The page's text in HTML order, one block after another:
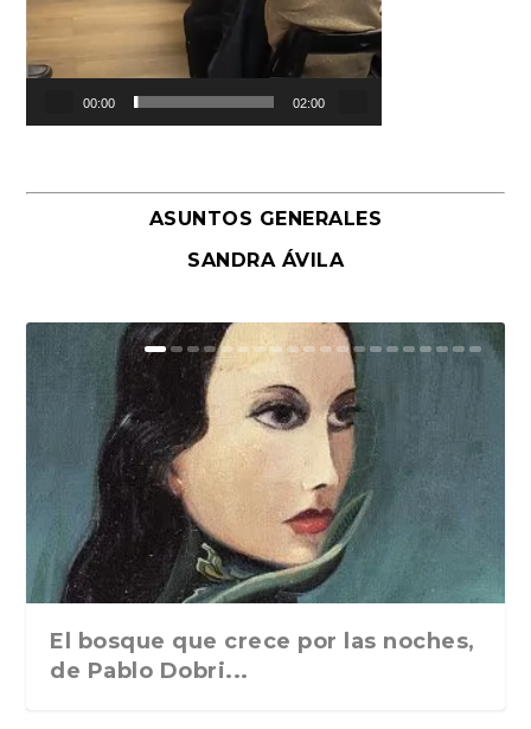
00:00 02:00
ASUNTOS GENERALES
SANDRA ÁVILA
El bosque que crece por las noches,
de Pablo Dobri...